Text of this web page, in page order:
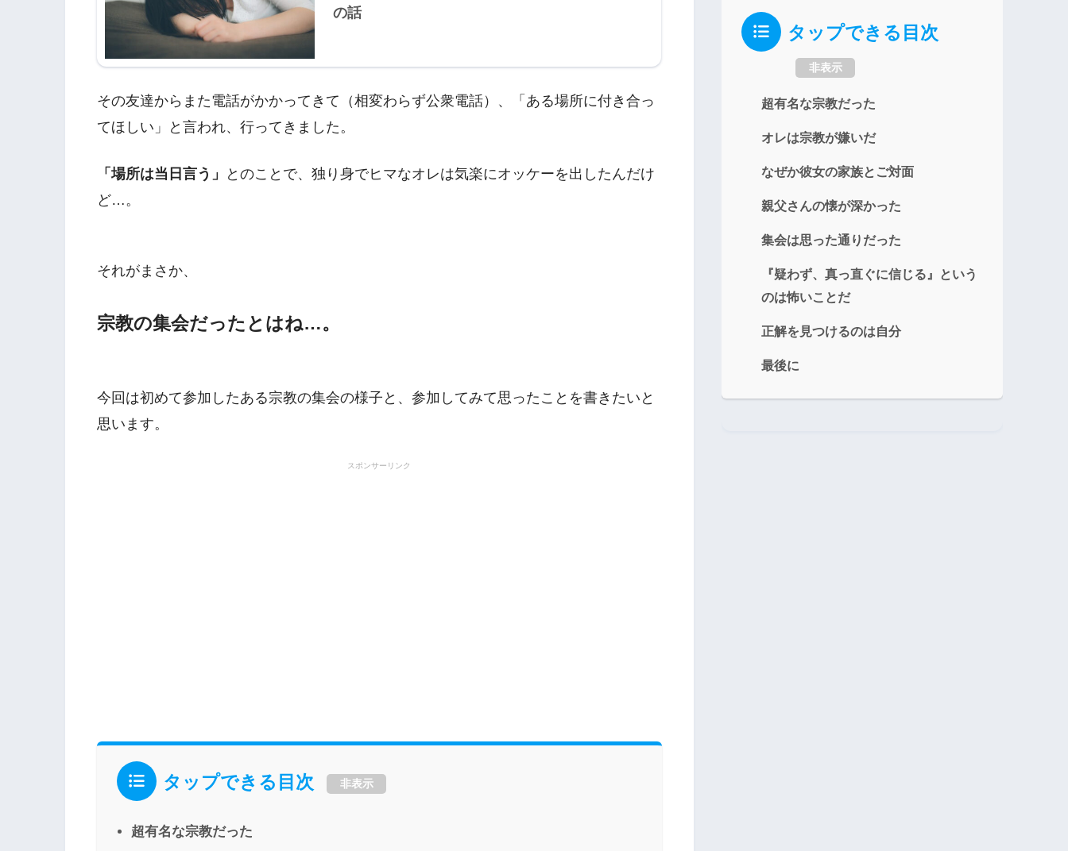
の話
その友達からまた電話がかかってきて（相変わらず公衆電話）、「ある場所に付き合っ
てほしい」と言われ、行ってきました。
「場所は当日言う」
とのことで、独り身でヒマなオレは気楽にオッケーを出したんだけ
ど…。
それがまさか、
宗教の集会だったとはね…。
今回は初めて参加したある宗教の集会の様子と、参加してみて思ったことを書きたいと
思います。
スポンサーリンク
タップできる目次 非表示
超有名な宗教だった
タップできる目次
非表示
超有名な宗教だった
オレは宗教が嫌いだ
なぜか彼女の家族とご対面
親父さんの懐が深かった
集会は思った通りだった
『疑わず、真っ直ぐに信じる』という
のは怖いことだ
正解を見つけるのは自分
最後に